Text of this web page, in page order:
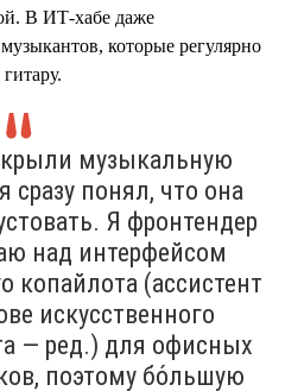
В ИТ-хабе даже
которые регулярно
музыкальную
сразу понял, что она
Я фронтендер
над интерфейсом
копайлота (ассистент
искусственного
— ред.) для офисных
поэтому бо́льшую